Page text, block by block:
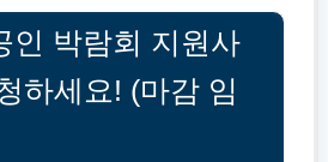
인 박람회 지원사
하세요! (마감 임